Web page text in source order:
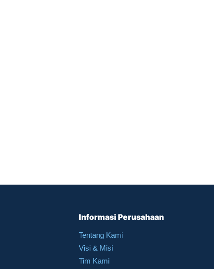
Informasi Perusahaan
Tentang Kami
Visi & Misi
Tim Kami